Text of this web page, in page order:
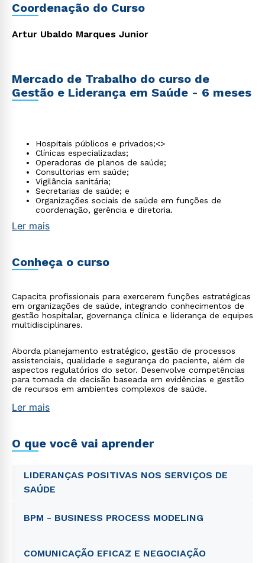
Coordenação do Curso
Artur Ubaldo Marques Junior
Mercado de Trabalho do curso de
Gestão e Liderança em Saúde - 6 meses
Hospitais públicos e privados;<>
Clínicas especializadas;
Operadoras de planos de saúde;
Consultorias em saúde;
Vigilância sanitária;
Secretarias de saúde; e
Organizações sociais de saúde em funções de
coordenação, gerência e diretoria.
Ler mais
Conheça o curso
Capacita profissionais para exercerem funções estratégicas
em organizações de saúde, integrando conhecimentos de
gestão hospitalar, governança clínica e liderança de equipes
multidisciplinares.
Aborda planejamento estratégico, gestão de processos
assistenciais, qualidade e segurança do paciente, além de
aspectos regulatórios do setor. Desenvolve competências
para tomada de decisão baseada em evidências e gestão
de recursos em ambientes complexos de saúde.
Ler mais
O que você vai aprender
LIDERANÇAS POSITIVAS NOS SERVIÇOS DE
SAÚDE
BPM - BUSINESS PROCESS MODELING
COMUNICAÇÃO EFICAZ E NEGOCIAÇÃO